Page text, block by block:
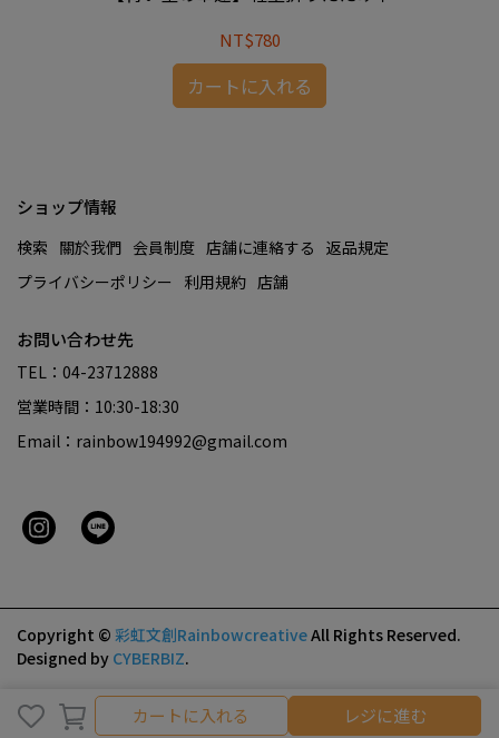
カートに入れる
カートに入れる レジに進む
NT$780
カートに入れる
ショップ情報
検索 關於我們 会員制度 店舗に連絡する 返品規定
プライバシーポリシー
利用規約 店舗
お問い合わせ先
TEL：04-23712888
営業時間：10:30-18:30
Email：rainbow194992@gmail.com
Copyright © 彩虹文創RainbowcreativeAll Rights Reserved.
Designed by CYBERBIZ.